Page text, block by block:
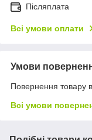
Післяплата
Всі умови оплати
Умови
Повернення товару
Всі умови